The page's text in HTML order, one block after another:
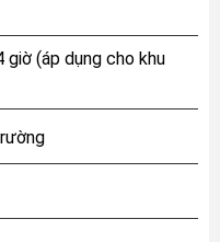
(áp dụng cho khu